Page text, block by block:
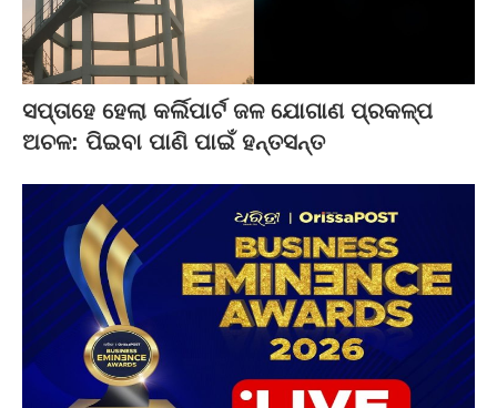
ସପ୍ତାହେ ହେଲା କର୍ଲିପାର୍ଟ ଜଳ ଯୋଗାଣ ପ୍ରକଳ୍ପ
ଅଚଳ: ପିଇବା ପାଣି ପାଇଁ ହନ୍ତସନ୍ତ